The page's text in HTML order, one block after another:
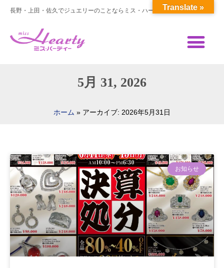
長野・上田・佐久でジュエリーのことならミス・ハーティー
5月 31, 2026
ホーム » アーカイブ: 2026年5月31日
お知らせ
Translate »